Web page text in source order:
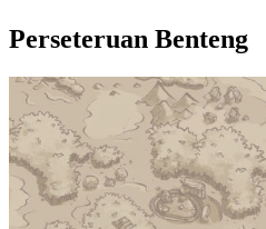
Perseteruan Benteng